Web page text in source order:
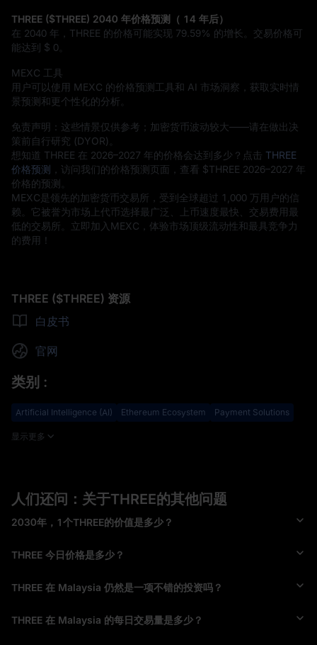
THREE ($THREE) 2040 年价格预测（ 14 年后）
在 2040 年，THREE 的价格可能实现 79.59% 的增长。交易价格可
能达到 $ 0
MEXC 工具
用户可以使用 MEXC 的价格预测工具和 AI 市场洞察，获取实时情
景预测和更个性化的分析。
免责声明：这些情景仅供参考；加密货币波动较大——请在做出决
策前自行研究 (DYOR)。
想知道 THREE 在 2026–2027 年的价格会达到多少？点击 THREE
价格预测 ，访问我们的价格预测页面，查看 $THREE 2026–2027 年
价格的预测。
MEXC是领先的加密货币交易所，受到全球超过 1,000 万用户的信
赖。它被誉为市场上代币选择最广泛、上币速度最快、交易费用最
低的交易所。立即加入MEXC，体验市场顶级流动性和最具竞争力
的费用！
THREE ($THREE) 资源
白皮书
官网
类别 :
Artificial Intelligence (AI) Ethereum Ecosystem Payment Solutions
显示更多
人们还问：关于THREE的其他问题
2030年，1个THREE的价值是多少？
THREE 今日价格是多少？
THREE 在 Malaysia 仍然是一项不错的投资吗？
THREE 在 Malaysia 的每日交易量是多少？